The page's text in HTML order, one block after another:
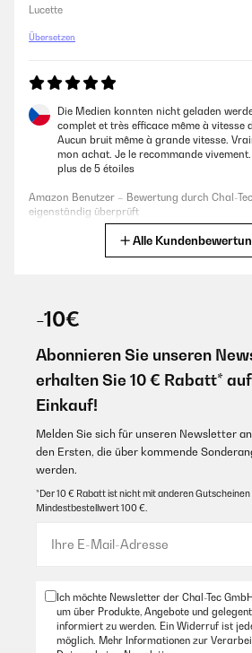
Lucette
Übersetzen
Die Medien konnten nicht geladen
complet et très efficace même à vitesse
Aucun bruit même à grande vitesse.
mon achat. Je le recommande
plus de 5 étoiles
Amazon Benutzer – Bewertung durch Chal-
eigenständig überprüft
Calidad y servicio excelente
Amazon Benutzer – Bewertung durch Chal-
Montage un peu laborieux mais le
Amazon Benutzer – Bewertung durch Chal-
Sincèrement j’en suis satisfaite il est
de bruit du tout, un léger bip au
Alle
-10€
Abonnieren Sie unseren
erhalten Sie 10 € Rabatt*
Einkauf!
Melden Sie sich für unseren Newsletter
den Ersten, die über kommende
werden.
*Der 10 € Rabatt ist nicht mit anderen Gutscheinen
Mindestbestellwert 100 €.
Ich möchte Newsletter der Chal-Tec
um über Produkte, Angebote und
informiert zu werden. Ein Widerruf ist
möglich. Mehr Informationen zur